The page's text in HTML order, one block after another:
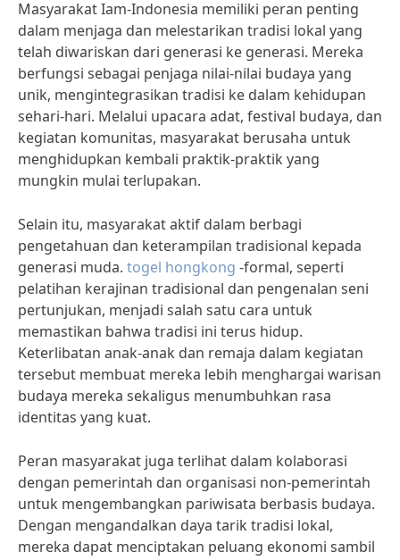
Masyarakat Iam-Indonesia memiliki peran penting
dalam menjaga dan melestarikan tradisi lokal yang
telah diwariskan dari generasi ke generasi. Mereka
berfungsi sebagai penjaga nilai-nilai budaya yang
unik, mengintegrasikan tradisi ke dalam kehidupan
sehari-hari. Melalui upacara adat, festival budaya, dan
kegiatan komunitas, masyarakat berusaha untuk
menghidupkan kembali praktik-praktik yang
mungkin mulai terlupakan.
Selain itu, masyarakat aktif dalam berbagi
pengetahuan dan keterampilan tradisional kepada
generasi muda. togel hongkong -formal, seperti
pelatihan kerajinan tradisional dan pengenalan seni
pertunjukan, menjadi salah satu cara untuk
memastikan bahwa tradisi ini terus hidup.
Keterlibatan anak-anak dan remaja dalam kegiatan
tersebut membuat mereka lebih menghargai warisan
budaya mereka sekaligus menumbuhkan rasa
identitas yang kuat.
Peran masyarakat juga terlihat dalam kolaborasi
dengan pemerintah dan organisasi non-pemerintah
untuk mengembangkan pariwisata berbasis budaya.
Dengan mengandalkan daya tarik tradisi lokal,
mereka dapat menciptakan peluang ekonomi sambil